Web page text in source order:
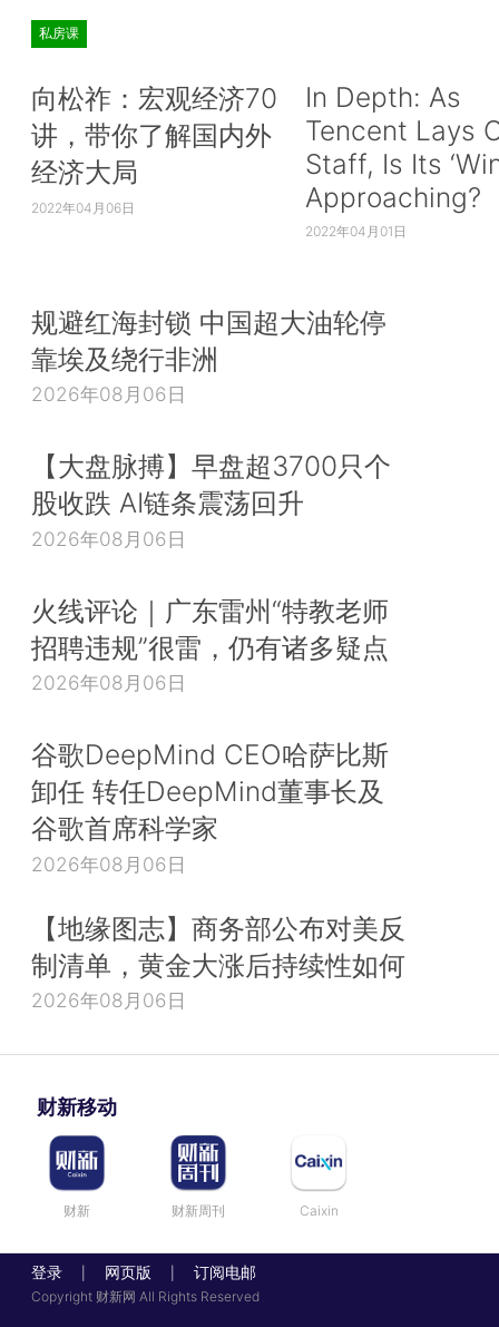
私房课
向松祚：宏观经济70
讲，带你了解国内外
经济大局
2022年04月06日
In Depth: As
Tencent Lays
Staff, Is Its
Approaching?
2022年04月01日
规避红海封锁 中国超大油轮停
靠埃及绕行非洲
2026年08月06日
【大盘脉搏】早盘超3700只个
股收跌 AI链条震荡回升
2026年08月06日
火线评论｜广东雷州“特教老师
招聘违规”很雷，仍有诸多疑点
2026年08月06日
谷歌DeepMind CEO哈萨比斯
卸任 转任DeepMind董事长及
谷歌首席科学家
2026年08月06日
【地缘图志】商务部公布对美反
制清单，黄金大涨后持续性如何
2026年08月06日
财新移动
财新 财新周刊 Caixin
登录 网页版 订阅电邮
Copyright 财新网 All Rights Reserved